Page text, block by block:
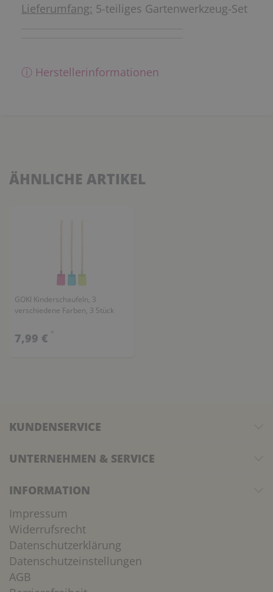
Lieferumfang: 5-teiliges Gartenwerkzeug-Set
ⓘ Herstellerinformationen
ÄHNLICHE ARTIKEL
GOKI Kinderschaufeln, 3
verschiedene Farben, 3 Stück
7,99 € *
KUNDENSERVICE
UNTERNEHMEN & SERVICE
INFORMATION
Impressum
Widerrufsrecht
Datenschutzerklärung
Datenschutzeinstellungen
AGB